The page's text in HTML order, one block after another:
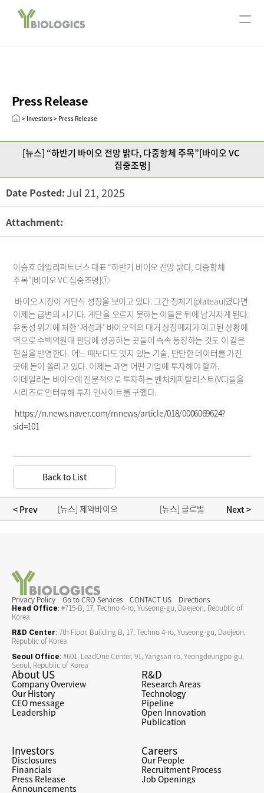
CEO message
Leadership
Research Areas
Technology
Pipeline
Open Innovation
Publication
Disclosures
Financials
Press Release
Announcements
Press Release
> Investors > Press Release
[뉴스] “하반기 바이오 전망 밝다, 다중항체 주목”[바이오 VC
집중조명]
Jul 21, 2025
Date Posted:
Attachment:
이승호 데일리파트너스 대표 “하반기 바이오 전망 밝다, 다중항체
주목”[바이오 VC 집중조명]①
이제는 급변의 시기다. 계단을 오르지 못하는 이들은 뒤에 남겨지게 된다.
유동성 위기에 처한 ‘저성과’ 바이오텍의 대거 상장폐지가 예고된 상황에
역으로 수백억원대 펀딩에 성공하는 곳들이 속속 등장하는 것도 이 같은
현실을 반영한다. 어느 때보다도 엣지 있는 기술, 탄탄한 데이터를 가진
곳에 돈이 쏠리고 있다. 이제는 과연 어떤 기업에 투자해야 할까.
이데일리는 바이오에 전문적으로 투자하는 벤처캐피탈리스트(VC)들을
시리즈로 인터뷰해 투자 인사이트를 구했다.
https://n.news.naver.com/mnews/article/018/0006069624?
sid=101
Back to List
< Prev
[뉴스] 제약바이오
섹터 View: 하반기
[뉴스] 글로벌
제약사도 엄두 못낸
Next >
Privacy Policy Go to CRO Services CONTACT US Directions
Head Office: #715-B, 17, Techno 4-ro, Yuseong-gu, Daejeon, Republic of
Korea
R&D Center: 7th Floor, Building B, 17, Techno 4-ro, Yuseong-gu, Daejeon,
Republic of Korea
Seoul Office: #601, LeadOne Center, 91, Yangsan-ro, Yeongdeungpo-gu,
Seoul, Republic of Korea
About US
Company Overview
Our History
CEO message
Leadership
R&D
Research Areas
Technology
Pipeline
Open Innovation
Publication
Investors
Disclosures
Financials
Press Release
Announcements
Careers
Our People
Recruitment Process
Job Openings